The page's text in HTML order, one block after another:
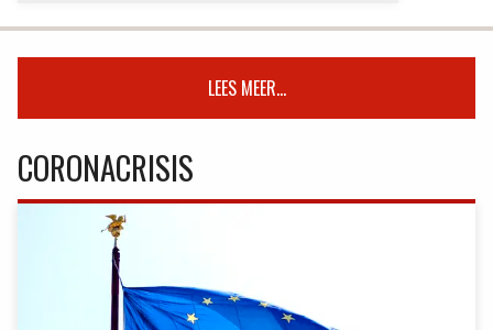
LEES MEER...
CORONACRISIS